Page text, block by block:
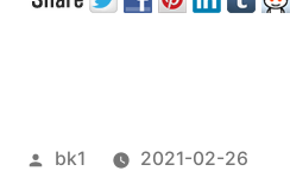
Veröffentlicht
bk1
2021-02-26